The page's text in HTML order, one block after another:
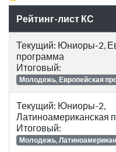
Рейтинг-лист КС
Текущий: Юниоры-2,
программа
Итоговый:
Молодежь, Европейская
Текущий: Юниоры-2,
Латиноамериканская
Итоговый:
Молодежь,